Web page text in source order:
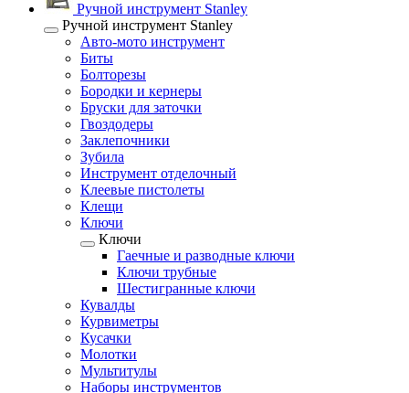
Ручной инструмент Stanley
Ручной инструмент Stanley
Авто-мото инструмент
Биты
Болторезы
Бородки и кернеры
Бруски для заточки
Гвоздодеры
Заклепочники
Зубила
Инструмент отделочный
Клеевые пистолеты
Клещи
Ключи
Ключи
Гаечные и разводные ключи
Ключи трубные
Шестигранные ключи
Кувалды
Курвиметры
Кусачки
Молотки
Мультитулы
Наборы инструментов